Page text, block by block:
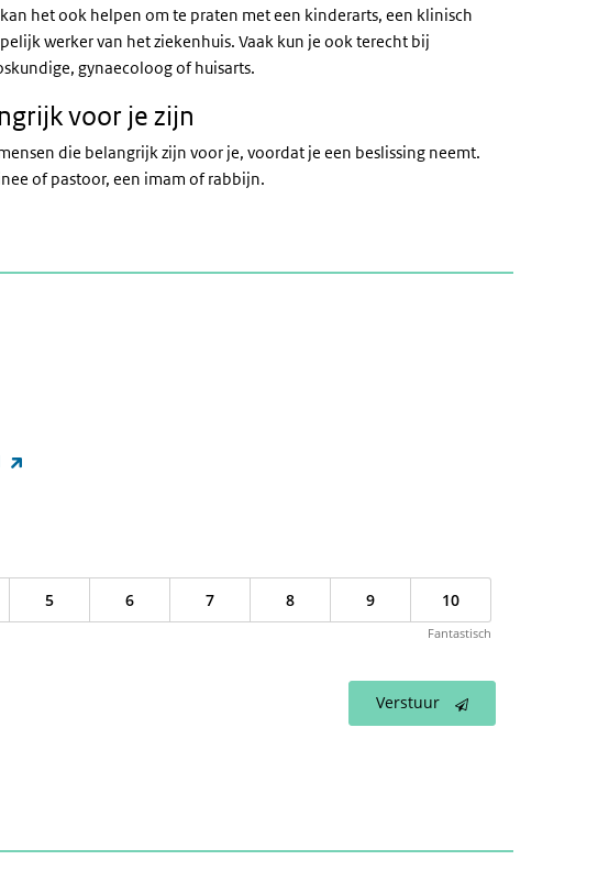
het ook helpen om te praten met een kinderarts, een klinisch
werker van het ziekenhuis. Vaak kun je ook terecht bij
gynaecoloog of huisarts.
voor je zijn
die belangrijk zijn voor je, voordat je een beslissing neemt.
of pastoor, een imam of rabbijn.
5 6 7 8 9 10
Fantastisch
Verstuur